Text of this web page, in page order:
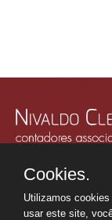
Edifício
Tel.: +55 11
Whatsapp: +55
Cookies.
Utilizamos
usar este site,